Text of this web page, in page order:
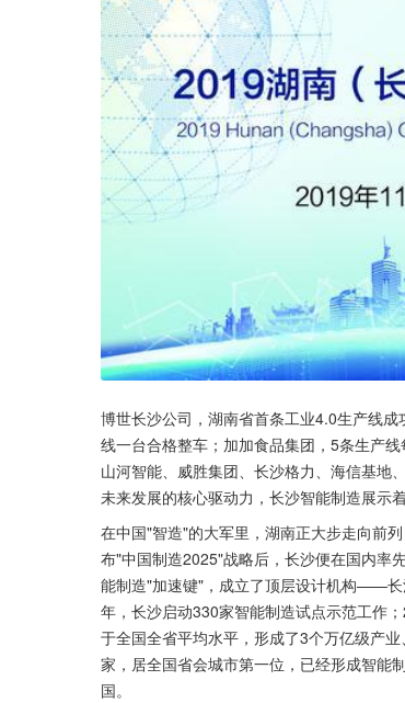
博世长沙公司，湖南省首条工业4.0生产线
线一台合格整车；加加食品集团，5条生产
山河智能、威胜集团、长沙格力、海信基地
未来发展的核心驱动力，长沙智能制造展示着
在中国"智造"的大军里，湖南正大步走向前
布"中国制造2025"战略后，长沙便在国内率
能制造"加速键"，成立了顶层设计机构——长
年，长沙启动330家智能制造试点示范工作
于全国全省平均水平，形成了3个万亿级产
家，居全国省会城市第一位，已经形成智能
国。